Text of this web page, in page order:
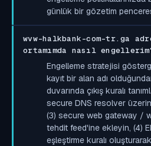
günlük bir gözetim
wvw-halkbank-com-tr.ga
ortamımda nasıl
Engelleme stratejisi
kayıt bir alan adı
duvarında çıkış kuralı
secure DNS resolver
(3) secure web gateway /
tehdit feed'ine ekleyin, (4)
eşleştirme kuralı